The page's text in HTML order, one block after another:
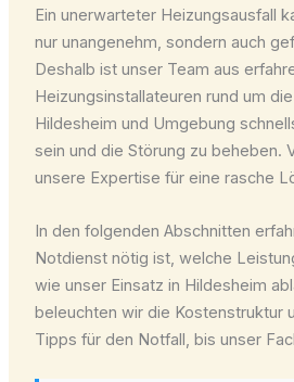
Ein unerwarteter Heizungsausfall
nur unangenehm, sondern auch
Deshalb ist unser Team aus
Heizungsinstallateuren rund um
Hildesheim und Umgebung
sein und die Störung zu beheben.
unsere Expertise für eine rasche
In den folgenden Abschnitten
Notdienst nötig ist, welche
wie unser Einsatz in Hildesheim
beleuchten wir die Kostenstruktur
Tipps für den Notfall, bis unser